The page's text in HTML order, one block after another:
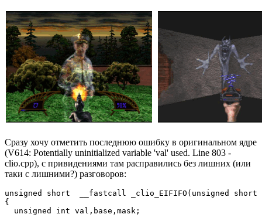
Сразу хочу отметить последнюю ошибку в оригинальном ядре
(V614: Potentially uninitialized variable 'val' used. Line 803 -
clio.cpp), с привидениями там расправились без лишних (или
таки с лишними?) разговоров:
unsigned short  __fastcall _clio_EIFIFO(unsigned short
{
  unsigned int val,base,mask;